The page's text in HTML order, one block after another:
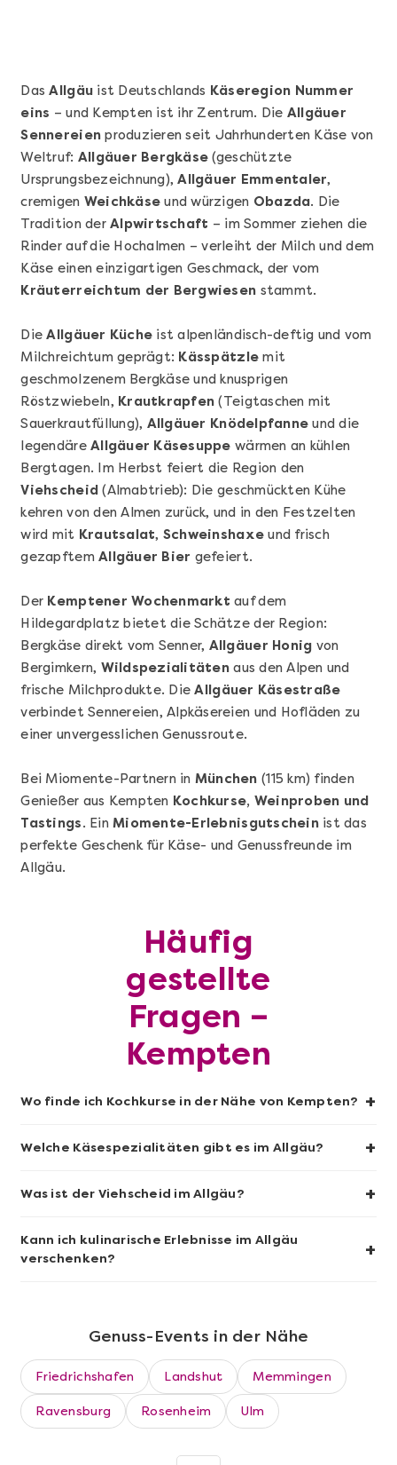
Mehr anzeigen
Sushi Basic Kurs Bonn
Mehr anzeigen
Geschenkbox 100€
Mehr anzeigen
Sushi-Kochkurs@Home
Mehr anzeigen
Die beste Pizza@Home
DasAllgäu ist Deutschlands Käseregion Nummer
eins – und Kempten ist ihr Zentrum. Die Allgäuer
Sennereien produzieren seit Jahrhunderten Käse von
Weltruf: Allgäuer Bergkäse (geschützte
Ursprungsbezeichnung),Allgäuer Emmentaler,
cremigen Weichkäse und würzigen Obazda. Die
Tradition derAlpwirtschaft – im Sommer ziehen die
Rinder auf die Hochalmen – verleiht der Milch und dem
Käse einen einzigartigen Geschmack, der vom
Kräuterreichtum der Bergwiesen stammt.
DieAllgäuer Küche ist alpenländisch-deftig und vom
Milchreichtum geprägt: Kässpätzle mit
geschmolzenem Bergkäse und knusprigen
Röstzwiebeln, Krautkrapfen (Teigtaschen mit
Sauerkrautfüllung), Allgäuer Knödelpfanne und die
legendäreAllgäuer Käsesuppe wärmen an kühlen
Bergtagen. Im Herbst feiert die Region den
Viehscheid (Almabtrieb): Die geschmückten Kühe
kehren von den Almen zurück, und in den Festzelten
wird mit Krautsalat, Schweinshaxe und frisch
gezapftemAllgäuer Bier gefeiert.
Der Kemptener Wochenmarkt auf dem
Hildegardplatz bietet die Schätze der Region:
Bergkäse direkt vom Senner, Allgäuer Honig von
Bergimkern, Wildspezialitätenaus den Alpen und
frische Milchprodukte. DieAllgäuer Käsestraße
verbindet Sennereien, Alpkäsereien und Hofläden zu
einer unvergesslichen Genussroute.
Bei Miomente-Partnern in München (115 km) finden
Genießer aus Kempten Kochkurse, Weinproben und
Tastings. EinMiomente-Erlebnisgutscheinist das
perfekte Geschenk für Käse- und Genussfreunde im
Allgäu.
Häufig
gestellte
Fragen –
Kempten
Wo finde ich Kochkurse in der Nähe von Kempten? +
Welche Käsespezialitäten gibt es im Allgäu? +
Was ist der Viehscheid im Allgäu? +
Kann ich kulinarische Erlebnisse im Allgäu
verschenken?
+
Genuss-Events in der Nähe
Friedrichshafen Landshut Memmingen
Ravensburg Rosenheim Ulm